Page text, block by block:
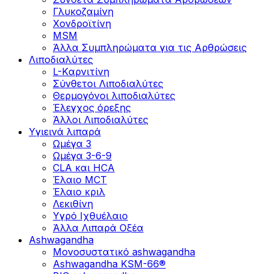
Γλυκοζαμίνη
Χονδροϊτίνη
MSM
Άλλα Συμπληρώματα για τις Αρθρώσεις
Λιποδιαλύτες
L-Kαρνιτίνη
Σύνθετοι Λιποδιαλύτες
Θερμογόνοι λιποδιαλύτες
Έλεγχος όρεξης
Άλλοι Λιποδιαλύτες
Υγιεινά λιπαρά
Ωμέγα 3
Ωμέγα 3-6-9
CLA και HCA
Έλαιο MCT
Έλαιο κριλ
Λεκιθίνη
Υγρό Ιχθυέλαιο
Άλλα Λιπαρά Οξέα
Ashwagandha
Μονοσυστατικό ashwagandha
Ashwagandha KSM-66®